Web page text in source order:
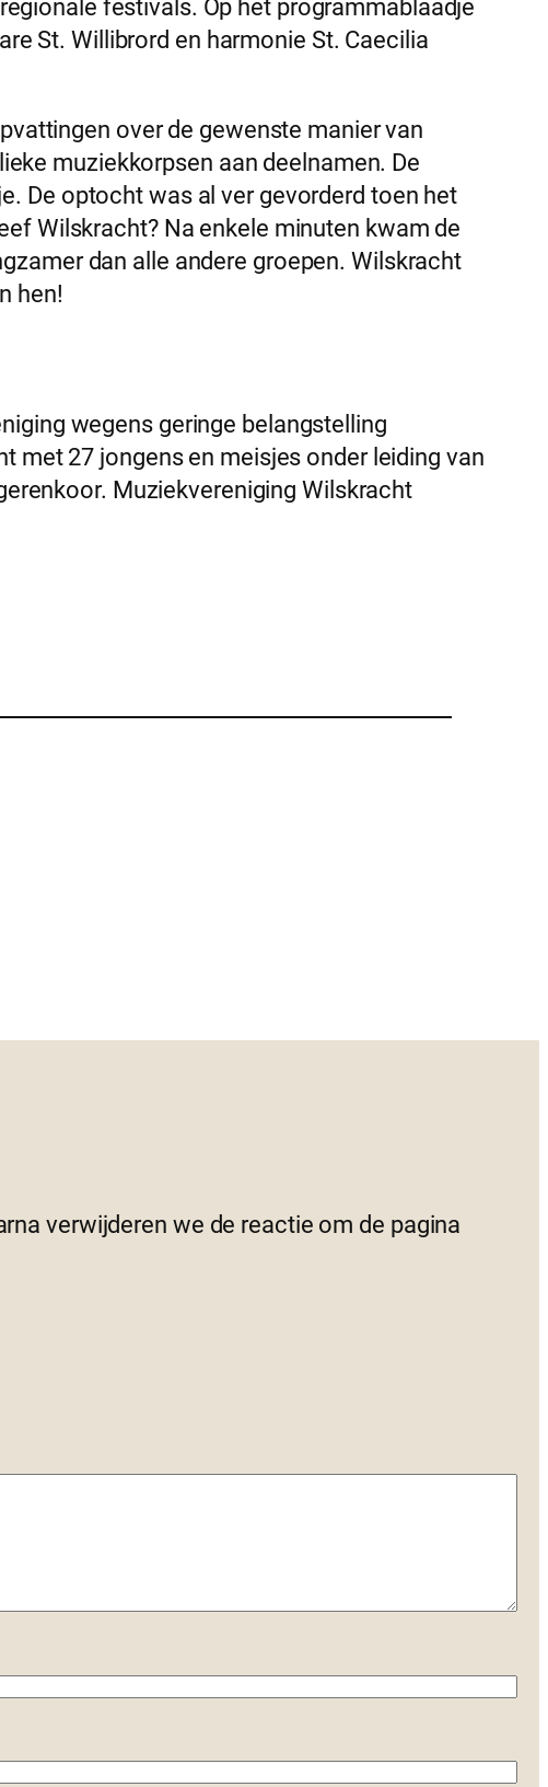
festivals. Op het programmablaadje
St. Willibrord en harmonie St. Caecilia
over de gewenste manier van
muziekkorpsen aan deelnamen. De
De optocht was al ver gevorderd toen het
Wilskracht? Na enkele minuten kwam de
dan alle andere groepen. Wilskracht
hen!
wegens geringe belangstelling
met 27 jongens en meisjes onder leiding van
Muziekvereniging Wilskracht
verwijderen we de reactie om de pagina